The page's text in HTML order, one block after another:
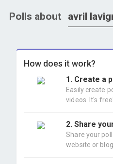
Polls about
How does it work?
1. Create a
Easily create
videos. It's free!
2. Share
Share your
website or blog